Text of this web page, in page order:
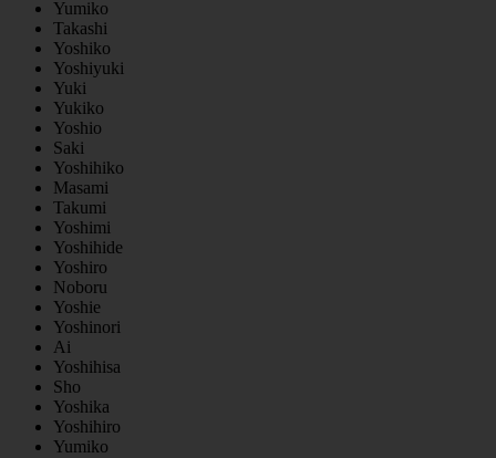
Yumiko
Takashi
Yoshiko
Yoshiyuki
Yuki
Yukiko
Yoshio
Saki
Yoshihiko
Masami
Takumi
Yoshimi
Yoshihide
Yoshiro
Noboru
Yoshie
Yoshinori
Ai
Yoshihisa
Sho
Yoshika
Yoshihiro
Yumiko